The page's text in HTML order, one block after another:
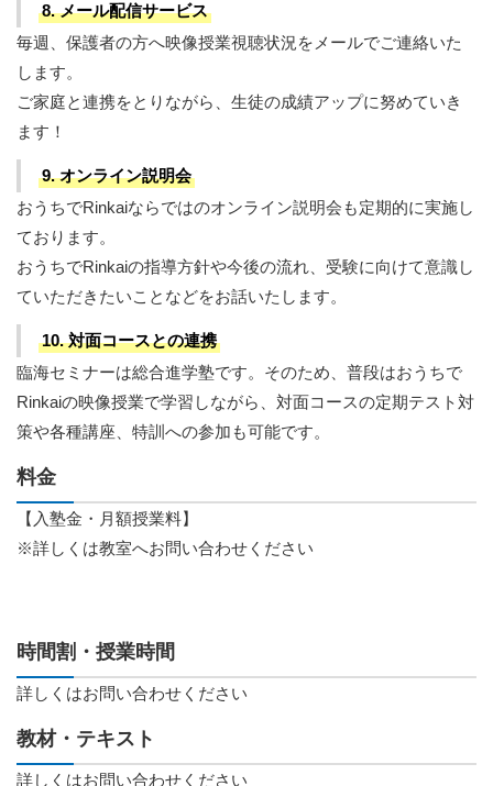
8. メール配信サービス
毎週、保護者の方へ映像授業視聴状況をメールでご連絡いた
します。
ご家庭と連携をとりながら、生徒の成績アップに努めていき
ます！
9. オンライン説明会
おうちでRinkaiならではのオンライン説明会も定期的に実施し
ております。
おうちでRinkaiの指導方針や今後の流れ、受験に向けて意識し
ていただきたいことなどをお話いたします。
10. 対面コースとの連携
臨海セミナーは総合進学塾です。そのため、普段はおうちで
Rinkaiの映像授業で学習しながら、対面コースの定期テスト対
策や各種講座、特訓への参加も可能です。
料金
【入塾金・月額授業料】
※詳しくは教室へお問い合わせください
時間割・授業時間
詳しくはお問い合わせください
教材・テキスト
詳しくはお問い合わせください